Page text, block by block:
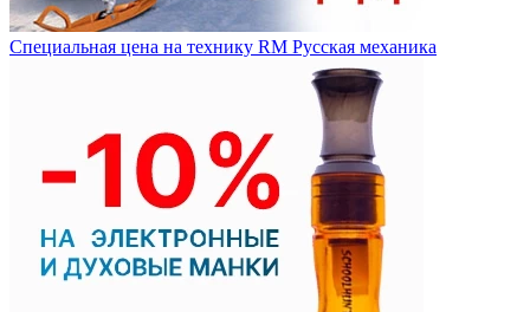
Специальная цена на технику RM Русская механика